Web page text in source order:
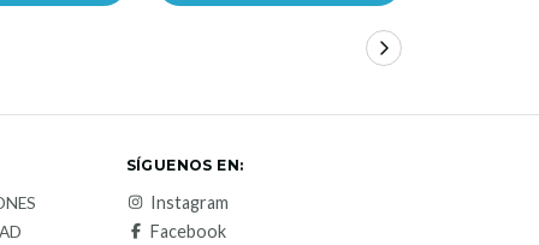
SÍGUENOS EN:
Instagram
Facebook